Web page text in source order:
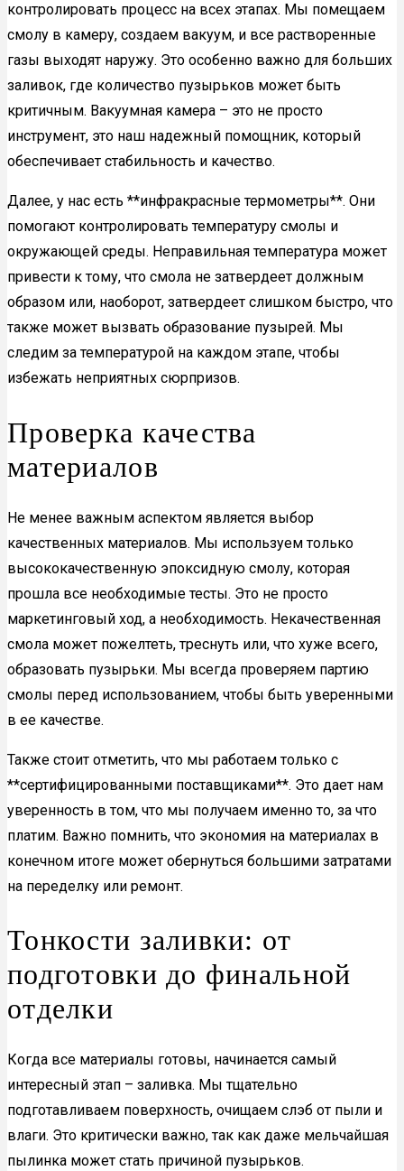
контролировать процесс на всех этапах. Мы помещаем
смолу в камеру, создаем вакуум, и все растворенные
газы выходят наружу. Это особенно важно для больших
заливок, где количество пузырьков может быть
критичным. Вакуумная камера – это не просто
инструмент, это наш надежный помощник, который
обеспечивает стабильность и качество.
Далее, у нас есть **инфракрасные термометры**. Они
помогают контролировать температуру смолы и
окружающей среды. Неправильная температура может
привести к тому, что смола не затвердеет должным
образом или, наоборот, затвердеет слишком быстро, что
также может вызвать образование пузырей. Мы
следим за температурой на каждом этапе, чтобы
избежать неприятных сюрпризов.
Проверка качества
материалов
Не менее важным аспектом является выбор
качественных материалов. Мы используем только
высококачественную эпоксидную смолу, которая
прошла все необходимые тесты. Это не просто
маркетинговый ход, а необходимость. Некачественная
смола может пожелтеть, треснуть или, что хуже всего,
образовать пузырьки. Мы всегда проверяем партию
смолы перед использованием, чтобы быть уверенными
в ее качестве.
Также стоит отметить, что мы работаем только с
**сертифицированными поставщиками**. Это дает нам
уверенность в том, что мы получаем именно то, за что
платим. Важно помнить, что экономия на материалах в
конечном итоге может обернуться большими затратами
на переделку или ремонт.
Тонкости заливки: от
подготовки до финальной
отделки
Когда все материалы готовы, начинается самый
интересный этап – заливка. Мы тщательно
подготавливаем поверхность, очищаем слэб от пыли и
влаги. Это критически важно, так как даже мельчайшая
пылинка может стать причиной пузырьков.